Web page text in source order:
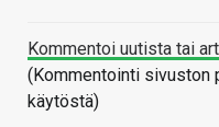
Kommentoi uutista tai
(Kommentointi
käytöstä)